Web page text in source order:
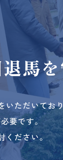
馬
いただいてお
要です。
ください。